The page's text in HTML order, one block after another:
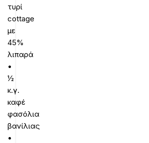
τυρί
cottage
με
45%
λιπαρά
•
½
κ.γ.
καφέ
φασόλια
βανίλιας
•